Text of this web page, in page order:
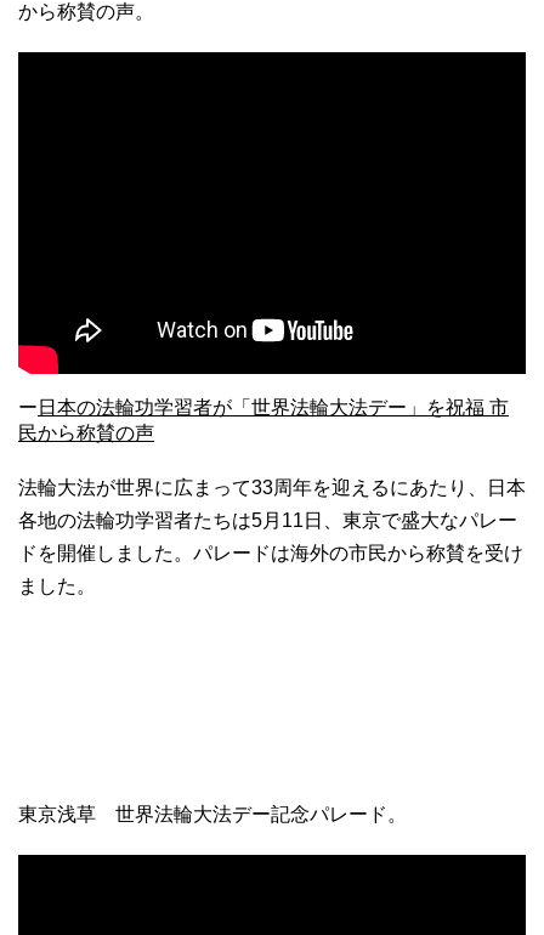
から称賛の声。
ー 日本の法輪功学習者が「世界法輪大法デー」を祝福 市
民から称賛の声
法輪大法が世界に広まって33周年を迎えるにあたり、日本
各地の法輪功学習者たちは5月11日、東京で盛大なパレー
ドを開催しました。パレードは海外の市民から称賛を受け
ました。
東京浅草 世界法輪大法デー記念パレード。